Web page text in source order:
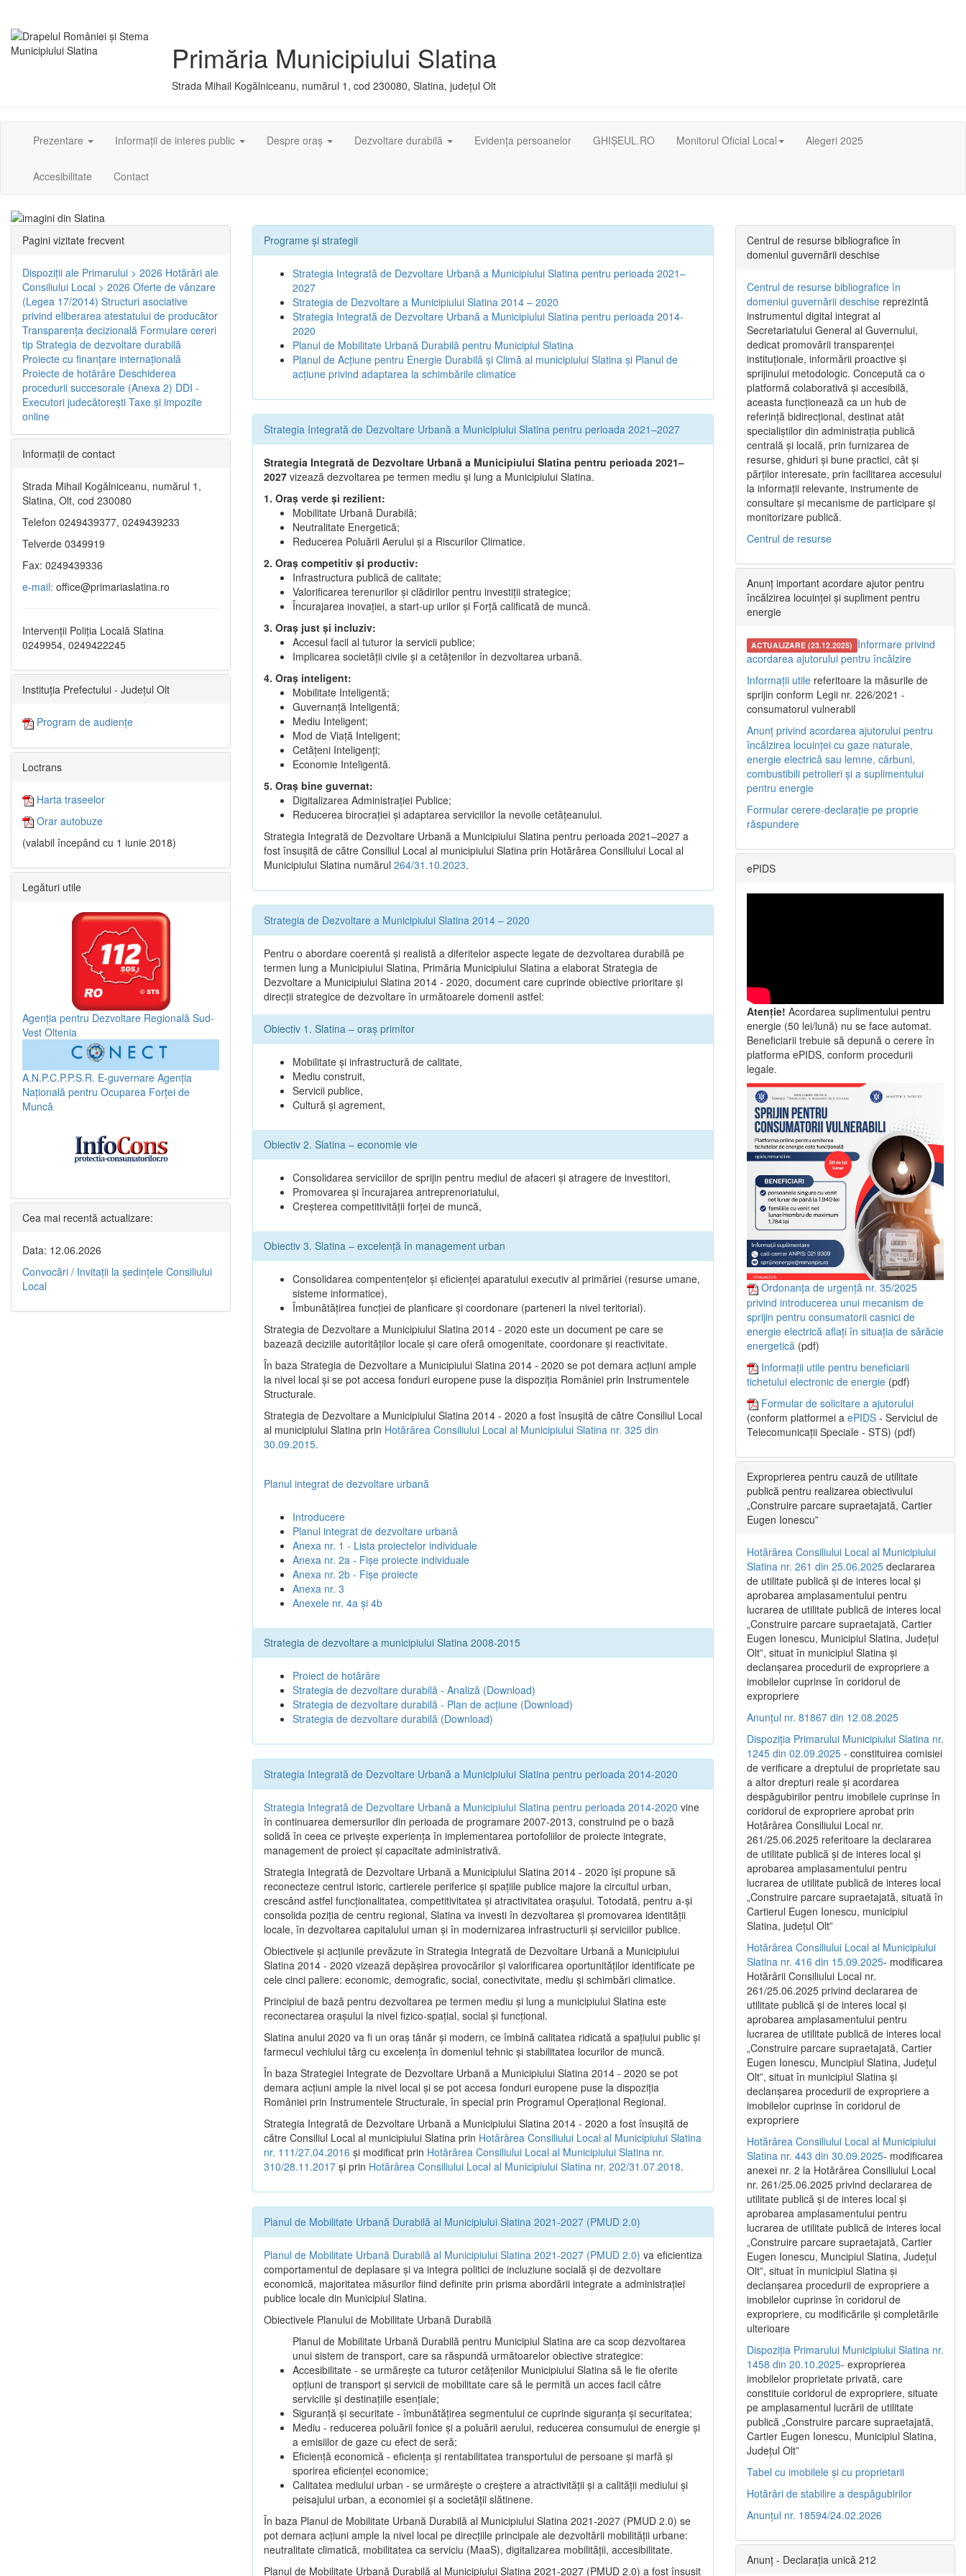
Primăria Municipiului Slatina
Strada Mihail Kogălniceanu, numărul 1, cod 230080, Slatina, județul Olt
Prezentare Informații de interes public Despre oraș Dezvoltare durabilă Evidența persoanelor GHIȘEUL.RO Monitorul Oficial Local Alegeri 2025
Accesibilitate Contact
Programe și strategii
Strategia Integrată de Dezvoltare Urbană a Municipiului Slatina pentru perioada 2021–
2027
Strategia de Dezvoltare a Municipiului Slatina 2014 – 2020
Strategia Integrată de Dezvoltare Urbană a Municipiului Slatina pentru perioada 2014-
2020
Planul de Mobilitate Urbană Durabilă pentru Municipiul Slatina
Planul de Acţiune pentru Energie Durabilă şi Climă al municipiului Slatina şi Planul de
acţiune privind adaptarea la schimbările climatice
Strategia Integrată de Dezvoltare Urbană a Municipiului Slatina pentru perioada 2021–2027
Strategia Integrată de Dezvoltare Urbană a Municipiului Slatina pentru perioada 2021–
2027 vizează dezvoltarea pe termen mediu și lung a Municipiului Slatina.
1. Oraș verde și rezilient:
Mobilitate Urbană Durabilă;
Neutralitate Energetică;
Reducerea Poluării Aerului și a Riscurilor Climatice.
2. Oraș competitiv și productiv:
Infrastructura publică de calitate;
Valorificarea terenurilor și clădirilor pentru investiții strategice;
Încurajarea inovației, a start-up urilor și Forță calificată de muncă.
3. Oraș just și incluziv:
Accesul facil al tuturor la servicii publice;
Implicarea societății civile și a cetățenilor în dezvoltarea urbană.
4. Oraș inteligent:
Mobilitate Inteligentă;
Guvernanță Inteligentă;
Mediu Inteligent;
Mod de Viață Inteligent;
Cetățeni Inteligenți;
Economie Inteligentă.
5. Oraș bine guvernat:
Digitalizarea Administrației Publice;
Reducerea birocrației și adaptarea serviciilor la nevoile cetățeanului.
Strategia Integrată de Dezvoltare Urbană a Municipiului Slatina pentru perioada 2021–2027 a
fost însuşită de către Consiliul Local al municipiului Slatina prin Hotărârea Consiliului Local al
Municipiului Slatina numărul 264/31.10.2023.
Strategia de Dezvoltare a Municipiului Slatina 2014 – 2020
Pentru o abordare coerentă şi realistă a diferitelor aspecte legate de dezvoltarea durabilă pe
termen lung a Municipiului Slatina, Primăria Municipiului Slatina a elaborat Strategia de
Dezvoltare a Municipiului Slatina 2014 - 2020, document care cuprinde obiective prioritare şi
direcţii strategice de dezvoltare în următoarele domenii astfel:
Obiectiv 1. Slatina – oraş primitor
Mobilitate şi infrastructură de calitate,
Mediu construit,
Servicii publice,
Cultură şi agrement,
Obiectiv 2. Slatina – economie vie
Consolidarea serviciilor de sprijin pentru mediul de afaceri şi atragere de investitori,
Promovarea şi încurajarea antreprenoriatului,
Creşterea competitivităţii forţei de muncă,
Obiectiv 3. Slatina – excelenţă în management urban
Consolidarea compentenţelor şi eficienţei aparatului executiv al primăriei (resurse umane,
sisteme informatice),
Îmbunătăţirea funcţiei de planficare şi coordonare (parteneri la nivel teritorial).
Strategia de Dezvoltare a Municipiului Slatina 2014 - 2020 este un document pe care se
bazează deciziile autorităţilor locale şi care oferă omogenitate, coordonare şi reactivitate.
În baza Strategia de Dezvoltare a Municipiului Slatina 2014 - 2020 se pot demara acţiuni ample
la nivel local şi se pot accesa fonduri europene puse la dispoziţia României prin Instrumentele
Structurale.
Strategia de Dezvoltare a Municipiului Slatina 2014 - 2020 a fost însuşită de către Consiliul Local
al municipiului Slatina prin Hotărârea Consiliului Local al Municipiului Slatina nr. 325 din
30.09.2015.
Planul integrat de dezvoltare urbană
Introducere
Planul integrat de dezvoltare urbană
Anexa nr. 1 - Lista proiectelor individuale
Anexa nr. 2a - Fișe proiecte individuale
Anexa nr. 2b - Fișe proiecte
Anexa nr. 3
Anexele nr. 4a și 4b
Strategia de dezvoltare a municipiului Slatina 2008-2015
Proiect de hotărâre
Strategia de dezvoltare durabilă - Analiză (Download)
Strategia de dezvoltare durabilă - Plan de acțiune (Download)
Strategia de dezvoltare durabilă (Download)
Strategia Integrată de Dezvoltare Urbană a Municipiului Slatina pentru perioada 2014-2020
Strategia Integrată de Dezvoltare Urbană a Municipiului Slatina pentru perioada 2014-2020 vine
în continuarea demersurilor din perioada de programare 2007-2013, construind pe o bază
solidă în ceea ce priveşte experienţa în implementarea portofoliilor de proiecte integrate,
management de proiect și capacitate administrativă.
Strategia Integrată de Dezvoltare Urbană a Municipiului Slatina 2014 - 2020 își propune să
reconecteze centrul istoric, cartierele periferice şi spaţiile publice majore la circuitul urban,
crescând astfel funcţionalitatea, competitivitatea şi atractivitatea oraşului. Totodată, pentru a-şi
consolida poziţia de centru regional, Slatina va investi în dezvoltarea şi promovarea identităţii
locale, în dezvoltarea capitalului uman şi în modernizarea infrastructurii şi serviciilor publice.
Obiectivele şi acţiunile prevăzute în Strategia Integrată de Dezvoltare Urbană a Municipiului
Slatina 2014 - 2020 vizează depășirea provocărilor şi valorificarea oportunităţilor identificate pe
cele cinci paliere: economic, demografic, social, conectivitate, mediu şi schimbări climatice.
Principiul de bază pentru dezvoltarea pe termen mediu şi lung a municipiului Slatina este
reconectarea oraşului la nivel fizico-spaţial, social şi funcţional.
Slatina anului 2020 va fi un oraş tânăr şi modern, ce îmbină calitatea ridicată a spaţiului public şi
farmecul vechiului târg cu excelenţa în domeniul tehnic şi stabilitatea locurilor de muncă.
În baza Strategiei Integrate de Dezvoltare Urbană a Municipiului Slatina 2014 - 2020 se pot
demara acţiuni ample la nivel local şi se pot accesa fonduri europene puse la dispoziţia
României prin Instrumentele Structurale, în special prin Programul Operațional Regional.
Strategia Integrată de Dezvoltare Urbană a Municipiului Slatina 2014 - 2020 a fost însuşită de
către Consiliul Local al municipiului Slatina prin Hotărârea Consiliului Local al Municipiului Slatina
nr. 111/27.04.2016 și modificat prin Hotărârea Consiliului Local al Municipiului Slatina nr.
310/28.11.2017 și prin Hotărârea Consiliului Local al Municipiului Slatina nr. 202/31.07.2018.
Planul de Mobilitate Urbană Durabilă al Municipiului Slatina 2021-2027 (PMUD 2.0)
Planul de Mobilitate Urbană Durabilă al Municipiului Slatina 2021-2027 (PMUD 2.0) va eficientiza
comportamentul de deplasare și va integra politici de incluziune socială și de dezvoltare
economică, majoritatea măsurilor fiind definite prin prisma abordării integrate a administrației
publice locale din Municipiul Slatina.
Obiectivele Planului de Mobilitate Urbană Durabilă
Planul de Mobilitate Urbană Durabilă pentru Municipiul Slatina are ca scop dezvoltarea
unui sistem de transport, care sa răspundă următoarelor obiective strategice:
Accesibilitate - se urmărește ca tuturor cetățenilor Municipiului Slatina să le fie oferite
opțiuni de transport și servicii de mobilitate care să le permită un acces facil către
serviciile și destinațiile esențiale;
Siguranță și securitate - îmbunătățirea segmentului ce cuprinde siguranța și securitatea;
Mediu - reducerea poluării fonice și a poluării aerului, reducerea consumului de energie și
a emisiilor de gaze cu efect de seră;
Eficiență economică - eficiența și rentabilitatea transportului de persoane și marfă și
sporirea eficienței economice;
Calitatea mediului urban - se urmărește o creștere a atractivității și a calității mediului și
peisajului urban, a economiei și a societății slătinene.
În baza Planul de Mobilitate Urbană Durabilă al Municipiului Slatina 2021-2027 (PMUD 2.0) se
pot demara acțiuni ample la nivel local pe direcțiile principale ale dezvoltării mobilității urbane:
neutralitate climatică, mobilitatea ca serviciu (MaaS), digitalizarea mobilității, accesibilitate.
Planul de Mobilitate Urbană Durabilă al Municipiului Slatina 2021-2027 (PMUD 2.0) a fost însușit
Pagini vizitate frecvent
Dispoziţii ale Primarului > 2026 Hotărâri ale
Consiliului Local > 2026 Oferte de vânzare
(Legea 17/2014) Structuri asociative
privind eliberarea atestatului de producător
Transparenţa decizională Formulare cereri
tip Strategia de dezvoltare durabilă
Proiecte cu finanţare internaţională
Proiecte de hotărâre Deschiderea
procedurii succesorale (Anexa 2) DDI -
Executori judecătorești Taxe şi impozite
online
Informaţii de contact
Strada Mihail Kogălniceanu, numărul 1,
Slatina, Olt, cod 230080
Telefon 0249439377, 0249439233
Telverde 0349919
Fax: 0249439336
e-mail: office@primariaslatina.ro
Intervenții Poliția Locală Slatina
0249954, 0249422245
Instituția Prefectului - Județul Olt
Program de audiențe
Loctrans
Harta traseelor
Orar autobuze
(valabil începând cu 1 iunie 2018)
Legături utile
Agenția pentru Dezvoltare Regională Sud-
Vest Oltenia
A.N.P.C.P.P.S.R. E-guvernare Agenția
Națională pentru Ocuparea Forței de
Muncă
Cea mai recentă actualizare:
Data: 12.06.2026
Convocări / Invitaţii la şedinţele Consiliului
Local
Centrul de resurse bibliografice în
domeniul guvernării deschise
Centrul de resurse bibliografice în
domeniul guvernării deschise reprezintă
instrumentul digital integrat al
Secretariatului General al Guvernului,
dedicat promovării transparenței
instituționale, informării proactive și
sprijinului metodologic. Concepută ca o
platformă colaborativă și accesibilă,
aceasta funcționează ca un hub de
referință bidirecțional, destinat atât
specialiștilor din administrația publică
centrală și locală, prin furnizarea de
resurse, ghiduri și bune practici, cât și
părților interesate, prin facilitarea accesului
la informații relevante, instrumente de
consultare și mecanisme de participare și
monitorizare publică.
Centrul de resurse
Anunț important acordare ajutor pentru
încălzirea locuinței și supliment pentru
energie
ACTUALIZARE (23.12.2025) Informare privind
acordarea ajutorului pentru încălzire
Informații utile referitoare la măsurile de
sprijin conform Legii nr. 226/2021 -
consumatorul vulnerabil
Anunț privind acordarea ajutorului pentru
încălzirea locuinței cu gaze naturale,
energie electrică sau lemne, cărbuni,
combustibili petrolieri și a suplimentului
pentru energie
Formular cerere-declarație pe proprie
răspundere
ePIDS
Atenție! Acordarea suplimentului pentru
energie (50 lei/lună) nu se face automat.
Beneficiarii trebuie să depună o cerere în
platforma ePIDS, conform procedurii
legale.
Ordonanța de urgență nr. 35/2025
privind introducerea unui mecanism de
sprijin pentru consumatorii casnici de
energie electrică aflați în situația de sărăcie
energetică (pdf)
Informații utile pentru beneficiarii
tichetului electronic de energie (pdf)
Formular de solicitare a ajutorului
(conform platformei a ePIDS - Serviciul de
Telecomunicații Speciale - STS) (pdf)
Exproprierea pentru cauză de utilitate
publică pentru realizarea obiectivului
„Construire parcare supraetajată, Cartier
Eugen Ionescu”
Hotărârea Consiliului Local al Municipiului
Slatina nr. 261 din 25.06.2025 declararea
de utilitate publică și de interes local și
aprobarea amplasamentului pentru
lucrarea de utilitate publică de interes local
„Construire parcare supraetajată, Cartier
Eugen Ionescu, Municipiul Slatina, Județul
Olt”, situat în municipiul Slatina și
declanșarea procedurii de expropriere a
imobilelor cuprinse în coridorul de
expropriere
Anunțul nr. 81867 din 12.08.2025
Dispoziția Primarului Municipiului Slatina nr.
1245 din 02.09.2025 - constituirea comisiei
de verificare a dreptului de proprietate sau
a altor drepturi reale și acordarea
despăgubirilor pentru imobilele cuprinse în
coridorul de expropriere aprobat prin
Hotărârea Consiliului Local nr.
261/25.06.2025 referitoare la declararea
de utilitate publică și de interes local și
aprobarea amplasamentului pentru
lucrarea de utilitate publică de interes local
„Construire parcare supraetajată, situată în
Cartierul Eugen Ionescu, municipiul
Slatina, județul Olt”
Hotărârea Consiliului Local al Municipiului
Slatina nr. 416 din 15.09.2025- modificarea
Hotărârii Consiliului Local nr.
261/25.06.2025 privind declararea de
utilitate publică și de interes local și
aprobarea amplasamentului pentru
lucrarea de utilitate publică de interes local
„Construire parcare supraetajată, Cartier
Eugen Ionescu, Muncipiul Slatina, Județul
Olt”, situat în municipiul Slatina și
declanșarea procedurii de expropriere a
imobilelor cuprinse în coridorul de
expropriere
Hotărârea Consiliului Local al Municipiului
Slatina nr. 443 din 30.09.2025- modificarea
anexei nr. 2 la Hotărârea Consiliului Local
nr. 261/25.06.2025 privind declararea de
utilitate publică şi de interes local şi
aprobarea amplasamentului pentru
lucrarea de utilitate publică de interes local
„Construire parcare supraetajată, Cartier
Eugen Ionescu, Muncipiul Slatina, Judeţul
Olt”, situat în municipiul Slatina şi
declanşarea procedurii de expropriere a
imobilelor cuprinse în coridorul de
expropriere, cu modificările şi completările
ulterioare
Dispoziția Primarului Municipiului Slatina nr.
1458 din 20.10.2025- exproprierea
imobilelor proprietate privată, care
constituie coridorul de expropriere, situate
pe amplasamentul lucrării de utilitate
publică „Construire parcare supraetajată,
Cartier Eugen Ionescu, Municipiul Slatina,
Județul Olt”
Tabel cu imobilele și cu proprietarii
Hotărâri de stabilire a despăgubirilor
Anunțul nr. 18594/24.02.2026
Anunț - Declarația unică 212